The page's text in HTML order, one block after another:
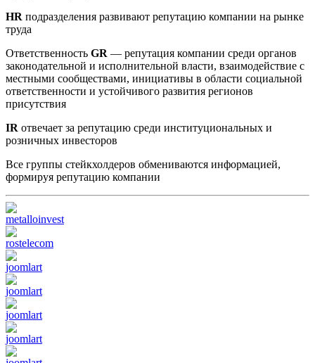
HR подразделения развивают репутацию компании на рынке
труда
Ответственность GR — репутация компании среди органов
законодательной и исполнительной власти, взаимодействие с
местными сообществами, инициативы в области социальной
ответственности и устойчивого развития регионов
присутствия
IR отвечает за репутацию среди институциональных и
розничных инвесторов
Все группы стейкхолдеров обмениваются информацией,
формируя репутацию компании